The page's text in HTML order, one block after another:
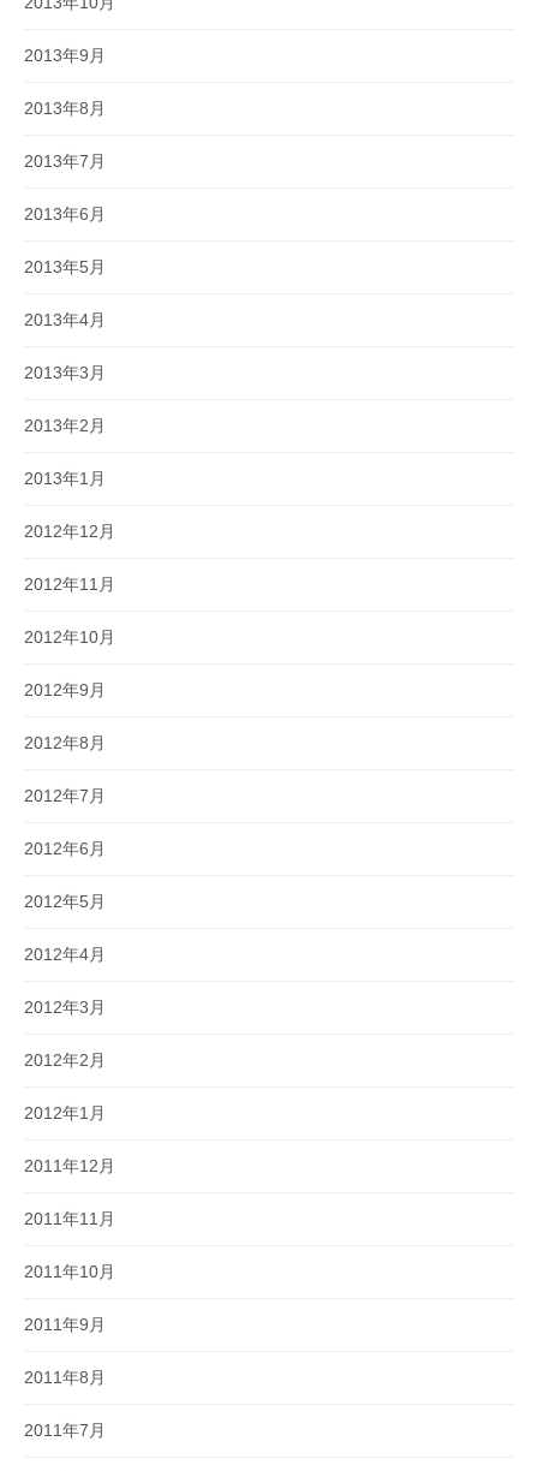
2013年9月
2013年8月
2013年7月
2013年6月
2013年5月
2013年4月
2013年3月
2013年2月
2013年1月
2012年12月
2012年11月
2012年10月
2012年9月
2012年8月
2012年7月
2012年6月
2012年5月
2012年4月
2012年3月
2012年2月
2012年1月
2011年12月
2011年11月
2011年10月
2011年9月
2011年8月
2011年7月